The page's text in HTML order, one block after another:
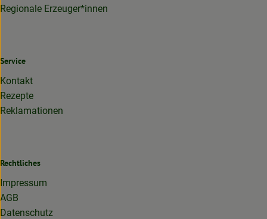
Regionale Erzeuger*innen
Service
Kontakt
Rezepte
Reklamationen
Rechtliches
Impressum
AGB
Datenschutz